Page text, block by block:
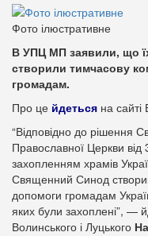
Фото ілюстративне
В УПЦ МП заявили, що
створили тимчасову
громадам.
Про це йдеться на
“Відповідно до рішення
Православної Церкви від
захопленням храмів
Священний Синод
допомоги громадам
яких були захоплені”, —
Волинського і Луцького